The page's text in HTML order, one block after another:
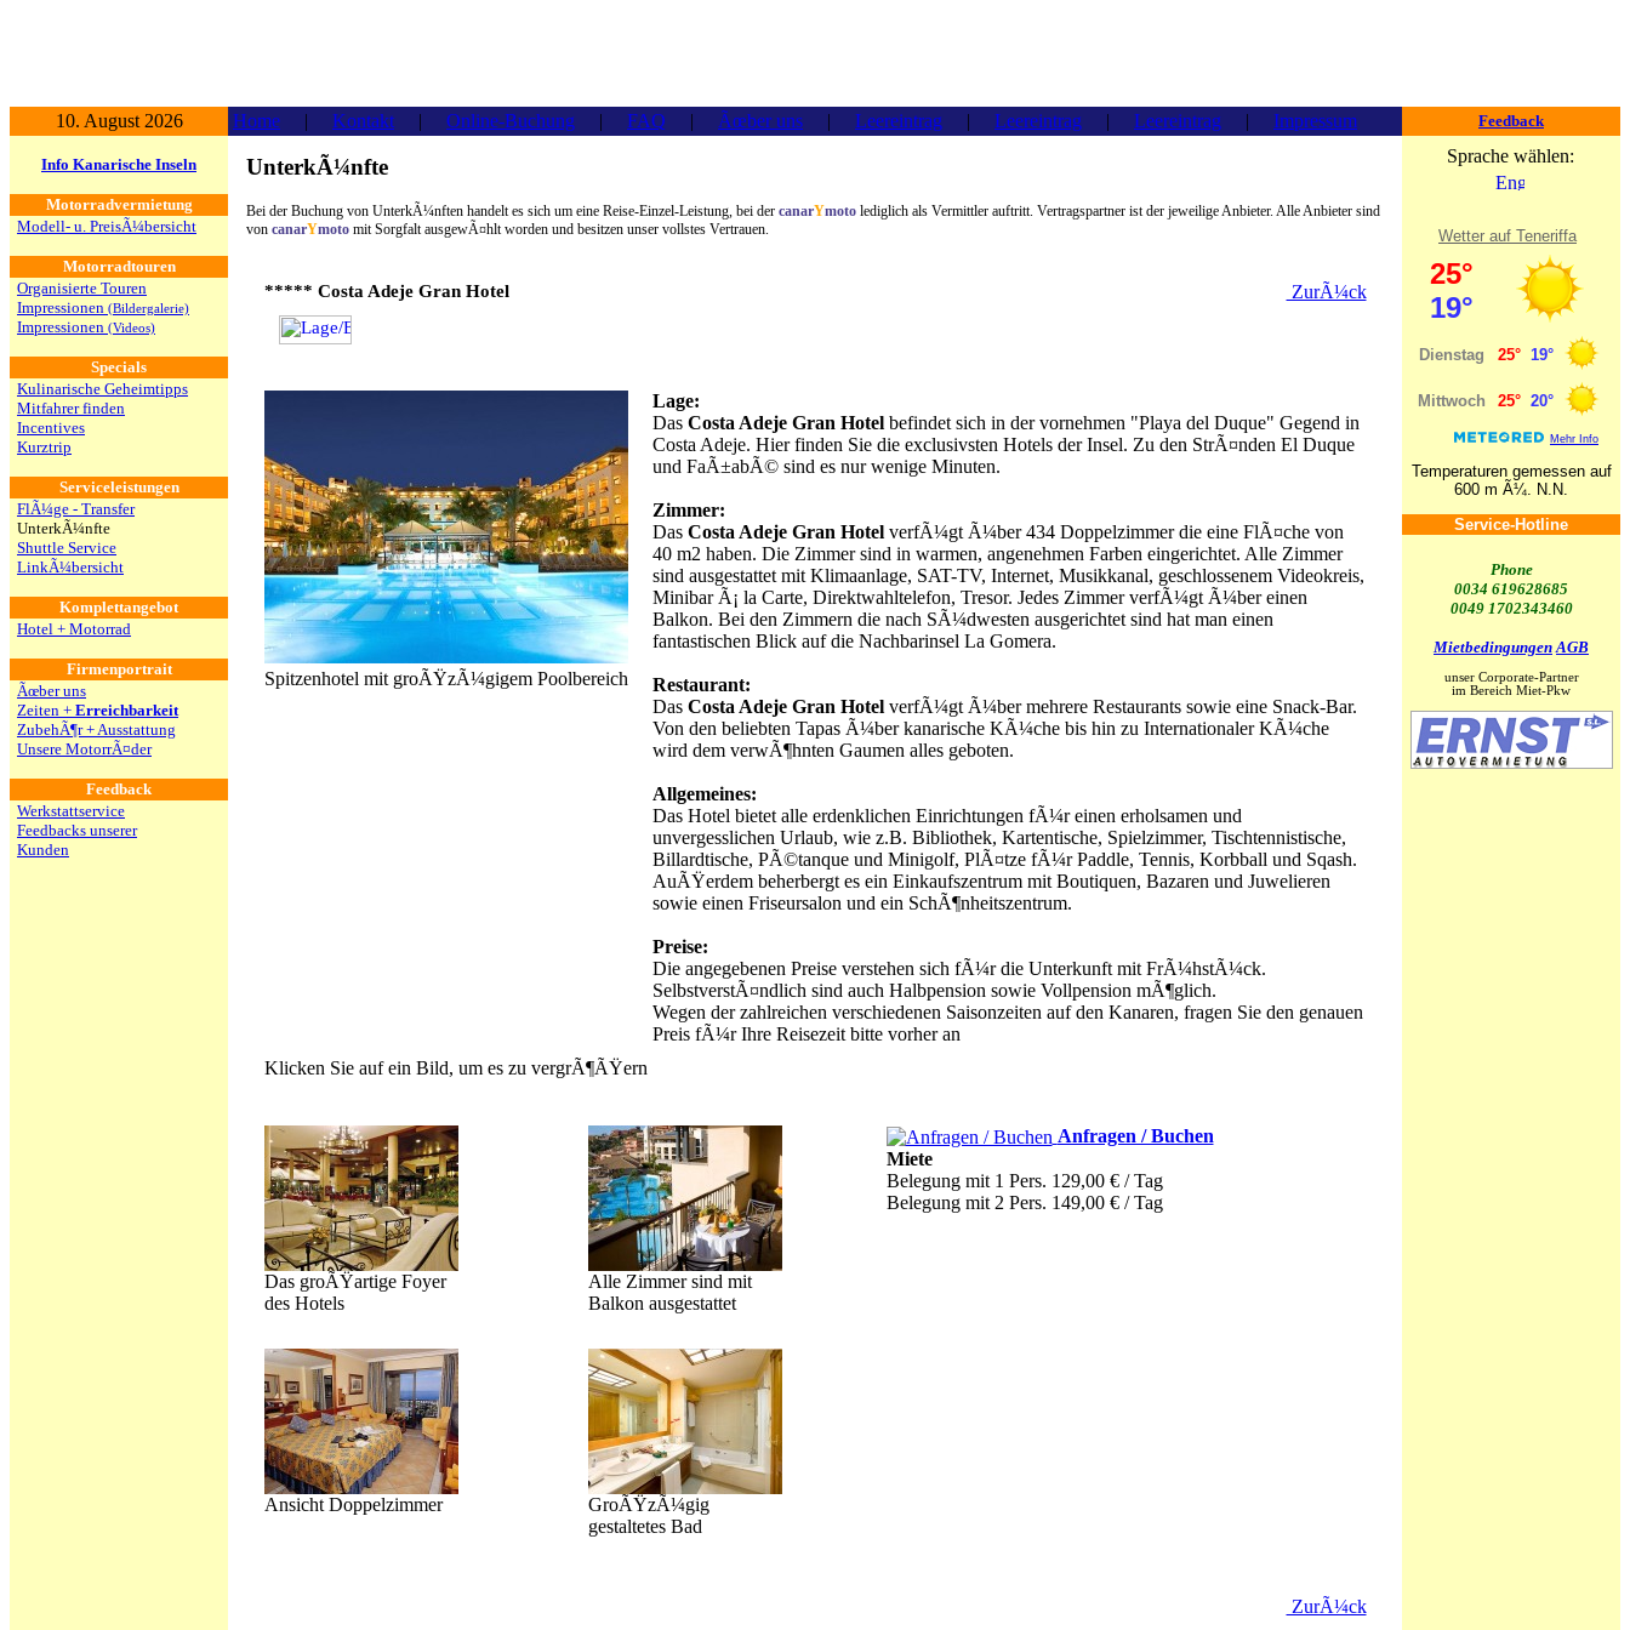
10. August 2026 Home | Kontakt | Online-Buchung | FAQ | Ãœber uns | Leereintrag | Leereintrag | Leereintrag | Impressum Feedback
Info Kanarische Inseln
Motorradvermietung
Modell- u. PreisÃ¼bersicht
Motorradtouren
Organisierte Touren
Impressionen (Bildergalerie)
Impressionen (Videos)
Specials
Kulinarische Geheimtipps
Mitfahrer finden
Incentives
Kurztrip
Serviceleistungen
FlÃ¼ge - Transfer
UnterkÃ¼nfte
Shuttle Service
LinkÃ¼bersicht
Komplettangebot
Hotel + Motorrad
Firmenportrait
Ãœber uns
Zeiten + Erreichbarkeit
ZubehÃ¶r + Ausstattung
Unsere MotorrÃ¤der
Feedback
Werkstattservice
Feedbacks unserer
Kunden
UnterkÃ¼nfte
Bei der Buchung von UnterkÃ¼nften handelt es sich um eine Reise-Einzel-Leistung, bei der canarYmoto lediglich als Vermittler auftritt. Vertragspartner ist der jeweilige Anbieter. Alle Anbieter sind
von canarYmoto mit Sorgfalt ausgewÃ¤hlt worden und besitzen unser vollstes Vertrauen.
***** Costa Adeje Gran Hotel ZurÃ¼ck
Spitzenhotel mit groÃŸzÃ¼gigem Poolbereich
Lage:
Das Costa Adeje Gran Hotelbefindet sich in der vornehmen "Playa del Duque" Gegend in
Costa Adeje. Hier finden Sie die exclusivsten Hotels der Insel. Zu den StrÃ¤nden El Duque
und FaÃ±abÃ© sind es nur wenige Minuten.
Zimmer:
Das Costa Adeje Gran Hotel verfÃ¼gt Ã¼ber 434 Doppelzimmer die eine FlÃ¤che von
40 m2 haben. Die Zimmer sind in warmen, angenehmen Farben eingerichtet. Alle Zimmer
sind ausgestattet mit Klimaanlage, SAT-TV, Internet, Musikkanal, geschlossenem Videokreis,
Minibar Ã¡ la Carte, Direktwahltelefon, Tresor. Jedes Zimmer verfÃ¼gt Ã¼ber einen
Balkon. Bei den Zimmern die nach SÃ¼dwesten ausgerichtet sind hat man einen
fantastischen Blick auf die Nachbarinsel La Gomera.
Restaurant:
Das Costa Adeje Gran Hotel verfÃ¼gt Ã¼ber mehrere Restaurants sowie eine Snack-Bar.
Von den beliebten Tapas Ã¼ber kanarische KÃ¼che bis hin zu Internationaler KÃ¼che
wird dem verwÃ¶hnten Gaumen alles geboten.
Allgemeines:
Das Hotel bietet alle erdenklichen Einrichtungen fÃ¼r einen erholsamen und
unvergesslichen Urlaub, wie z.B. Bibliothek, Kartentische, Spielzimmer, Tischtennistische,
Billardtische, PÃ©tanque und Minigolf, PlÃ¤tze fÃ¼r Paddle, Tennis, Korbball und Sqash.
AuÃŸerdem beherbergt es ein Einkaufszentrum mit Boutiquen, Bazaren und Juwelieren
sowie einen Friseursalon und ein SchÃ¶nheitszentrum.
Preise:
Die angegebenen Preise verstehen sich fÃ¼r die Unterkunft mit FrÃ¼hstÃ¼ck.
SelbstverstÃ¤ndlich sind auch Halbpension sowie Vollpension mÃ¶glich.
Wegen der zahlreichen verschiedenen Saisonzeiten auf den Kanaren, fragen Sie den genauen
Preis fÃ¼r Ihre Reisezeit bitte vorher an
Klicken Sie auf ein Bild, um es zu vergrÃ¶ÃŸern
Das groÃŸartige Foyer
des Hotels
Alle Zimmer sind mit
Balkon ausgestattet
Anfragen / Buchen
Miete
Belegung mit 1 Pers. 129,00 € / Tag
Belegung mit 2 Pers. 149,00 € / Tag
Ansicht Doppelzimmer
GroÃŸzÃ¼gig
gestaltetes Bad
ZurÃ¼ck
Sprache wählen:
Wetter auf Teneriffa
Temperaturen gemessen auf
600 m Ã¼. N.N.
Service-Hotline
Phone
0034 619628685
0049 1702343460
Mietbedingungen AGB
unser Corporate-Partner
im Bereich Miet-Pkw